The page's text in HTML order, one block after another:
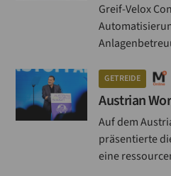
Greif-Velox
GETREIDE
Austrian
Auf dem
präsentierte
eine